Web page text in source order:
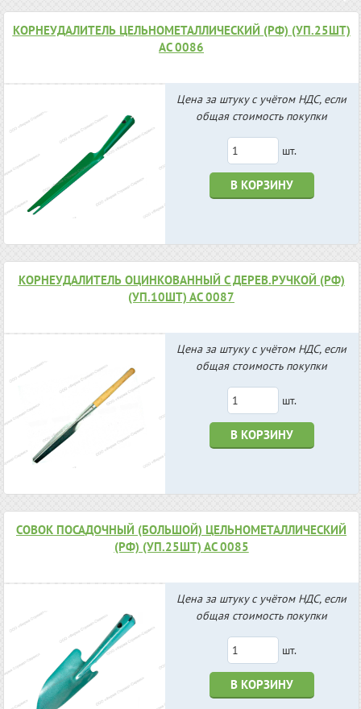
КОРНЕУДАЛИТЕЛЬ ЦЕЛЬНОМЕТАЛЛИЧЕСКИЙ (РФ) (УП.25ШТ)
АС 0086
Цена за штуку с учётом НДС, если
общая стоимость покупки
шт.
В КОРЗИНУ
КОРНЕУДАЛИТЕЛЬ ОЦИНКОВАННЫЙ С ДЕРЕВ.РУЧКОЙ (РФ)
(УП.10ШТ) АС 0087
Цена за штуку с учётом НДС, если
общая стоимость покупки
шт.
В КОРЗИНУ
СОВОК ПОСАДОЧНЫЙ (БОЛЬШОЙ) ЦЕЛЬНОМЕТАЛЛИЧЕСКИЙ
(РФ) (УП.25ШТ) АС 0085
Цена за штуку с учётом НДС, если
общая стоимость покупки
шт.
В КОРЗИНУ